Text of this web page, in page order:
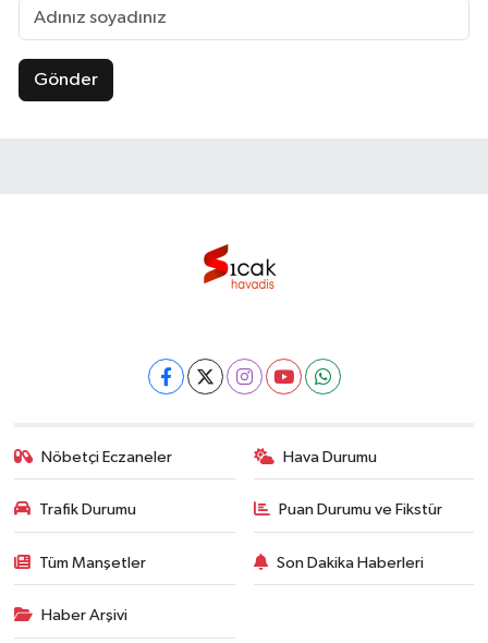
Gönder
Nöbetçi Eczaneler Hava Durumu
Trafik Durumu Puan Durumu ve Fikstür
Tüm Manşetler Son Dakika Haberleri
Haber Arşivi